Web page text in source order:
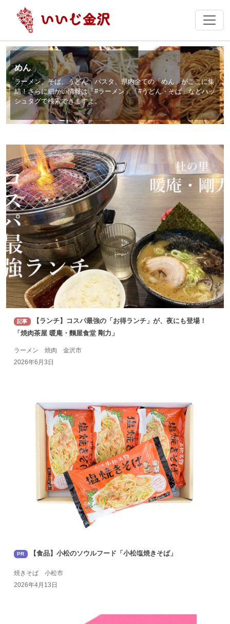
めん
ラーメン、そば、うどん、パスタ、県内全ての「めん」がここに集
結！さらに細かい情報は「#ラーメン」「#うどん・そば」などハッ
シュタグで検索できますよ。
記事
【ランチ】コスパ最強の「お得ランチ」が、夜にも登場！
「焼肉茶屋 暖庵・麵屋食堂 剛力」
ラーメン 焼肉 金沢市
2026年6月3日
PR 【食品】小松のソウルフード「小松塩焼きそば」
焼きそば 小松市
2026年4月13日